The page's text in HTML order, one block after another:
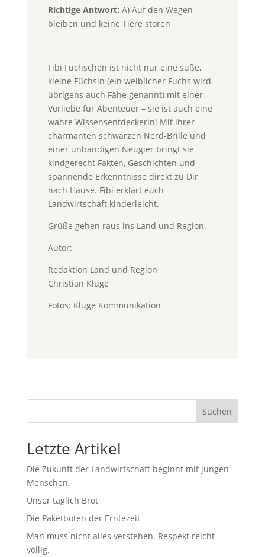
Richtige Antwort: A) Auf den Wegen
bleiben und keine Tiere stören
Fibi Füchschen ist nicht nur eine süße,
kleine Füchsin (ein weiblicher Fuchs wird
übrigens auch Fähe genannt) mit einer
Vorliebe für Abenteuer – sie ist auch eine
wahre Wissensentdeckerin! Mit ihrer
charmanten schwarzen Nerd-Brille und
einer unbändigen Neugier bringt sie
kindgerecht Fakten, Geschichten und
spannende Erkenntnisse direkt zu Dir
nach Hause. Fibi erklärt euch
Landwirtschaft kinderleicht.
Grüße gehen raus ins Land und Region.
Autor:
Redaktion Land und Region
Christian Kluge
Fotos: Kluge Kommunikation
Suchen
Letzte Artikel
Die Zukunft der Landwirtschaft beginnt mit jungen
Menschen.
Unser täglich Brot
Die Paketboten der Erntezeit
Man muss nicht alles verstehen. Respekt reicht
völlig.